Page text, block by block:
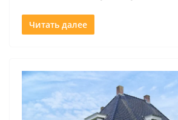
Читать далее